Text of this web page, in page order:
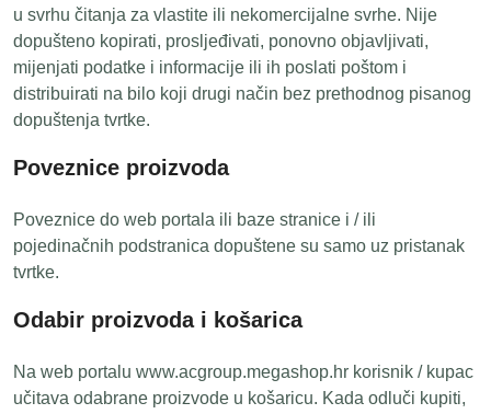
u svrhu čitanja za vlastite ili nekomercijalne svrhe. Nije
dopušteno kopirati, prosljeđivati, ponovno objavljivati,
mijenjati podatke i informacije ili ih poslati poštom i
distribuirati na bilo koji drugi način bez prethodnog pisanog
dopuštenja tvrtke.
Poveznice proizvoda
Poveznice do web portala ili baze stranice i / ili
pojedinačnih podstranica dopuštene su samo uz pristanak
tvrtke.
Odabir proizvoda i košarica
Na web portalu www.acgroup.megashop.hr korisnik / kupac
učitava odabrane proizvode u košaricu. Kada odluči kupiti,